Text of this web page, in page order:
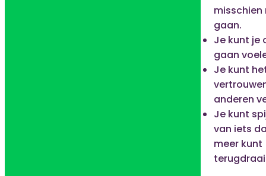
misschien
gaan.
Je kunt je
gaan
Je kunt
anderen
Je kunt
van iets
meer kunt